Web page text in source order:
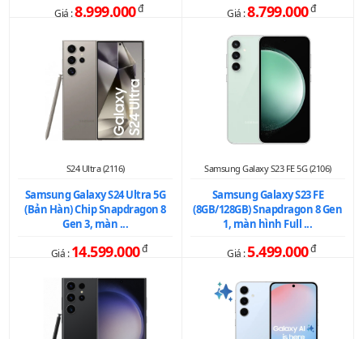
Giá :8.999.000đ Giá :8.799.000đ
S24 Ultra (2116)
Samsung Galaxy S24 Ultra 5G
(Bản Hàn) Chip Snapdragon 8
Gen 3, màn ...
Giá :14.599.000đ
Samsung Galaxy S23 FE 5G (2106)
Samsung Galaxy S23 FE
(8GB/128GB) Snapdragon 8 Gen
1, màn hình Full ...
Giá :5.499.000đ